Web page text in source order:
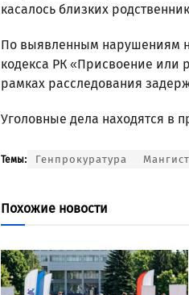
касалось близких
По выявленным нарушениям
кодекса РК «Присвоение или
рамках расследования
Уголовные дела находятся в
Темы: Генпрокуратура
Похожие новости